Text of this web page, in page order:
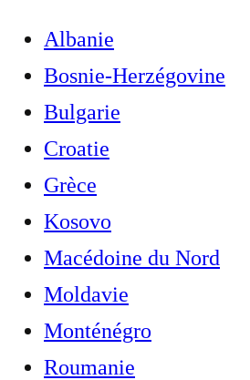
Albanie
Bosnie-Herzégovine
Bulgarie
Croatie
Grèce
Kosovo
Macédoine du Nord
Moldavie
Monténégro
Roumanie